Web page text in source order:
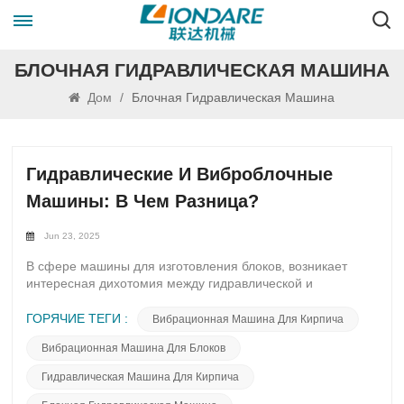
БЛОЧНАЯ ГИДРАВЛИЧЕСКАЯ МАШИНА
Дом / Блочная Гидравлическая Машина
Гидравлические И Виброблочные
Машины: В Чем Разница?
Jun 23, 2025
В сфере машины для изготовления блоков, возникает
интересная дихотомия между гидравлической и
одной и той же цели – формованию прочных бетонных
отличают. Гидравлический блокоформовочный станок
для приложения усилия и точного и эффективного
ГОРЯЧИЕ ТЕГИ : Вибрационная Машина Для Кирпича
Вибрационная Машина Для Блоков
Гидравлическая Машина Для Кирпича